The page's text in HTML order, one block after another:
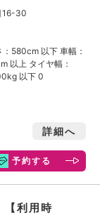
16-30
580cm 以下 車幅：
以上 タイヤ幅：
以下 0
詳細へ
予約する
利用時